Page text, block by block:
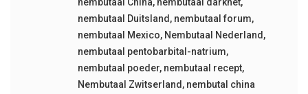
nembutaal Duitsland , nembutaal forum,
nembutaal Mexico, Nembutaal Nederland ,
nembutaal pentobarbital-natrium,
nembutaal poeder, nembutaal recept,
Nembutaal Zwitserland , nembutal china